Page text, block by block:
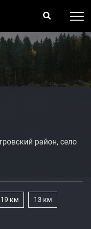
район, село
19 км 13 км